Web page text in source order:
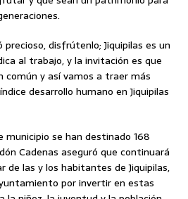
disfrútenlo; Jiquipilas es un
al trabajo, y la invitación es que
común y así vamos a traer más
desarrollo humano en Jiquipilas
municipio se han destinado 168
Cadenas aseguró que continuará
de las y los habitantes de Jiquipilas,
por invertir en estas